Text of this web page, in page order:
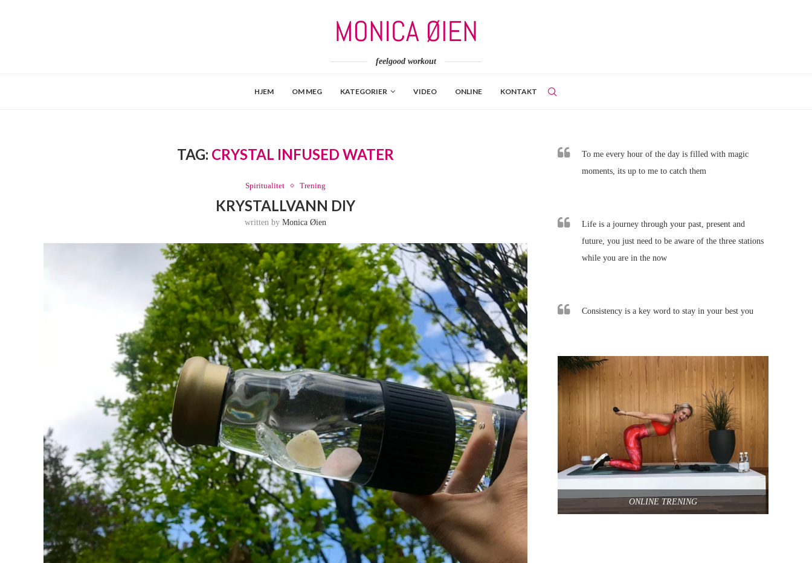
feelgood workout
HJEM OM MEG KATEGORIER VIDEO ONLINE KONTAKT
TAG: CRYSTAL INFUSED WATER
Spiritualitet Trening
KRYSTALLVANN DIY
written byMonica Øien
To me every hour of the day is filled with magic
moments, its up to me to catch them
Life is a journey through your past, present and
future, you just need to be aware of the three stations
while you are in the now
Consistency is a key word to stay in your best you
ONLINE TRENING